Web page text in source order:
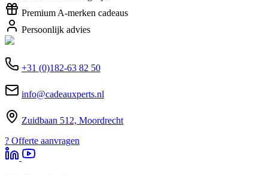
Premium A-merken cadeaus
Persoonlijk advies
+31 (0)182-63 82 50
info@cadeauxperts.nl
Zuidbaan 512, Moordrecht
? Offerte aanvragen